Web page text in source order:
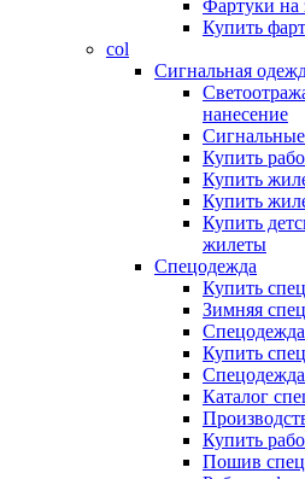
Фартуки на
Купить
col
Сигнальная
нанесение
Купить
Купить
Купить
Купить
жилеты
Спецодежда
Купить
Зимняя
Купить
Каталог
Купить
Пошив